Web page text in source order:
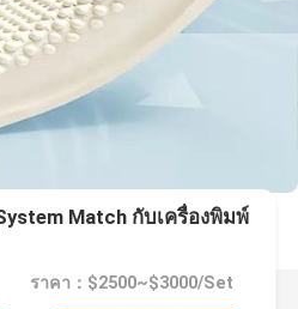
Match กับเครื่องพิมพ์
ราคา：$2500~$3000/Set